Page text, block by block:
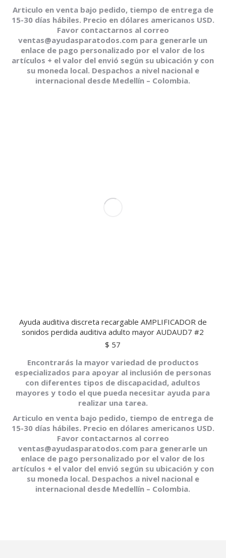
Articulo en venta bajo pedido, tiempo de entrega de
15-30 días hábiles. Precio en dólares americanos USD.
Favor contactarnos al correo
ventas@ayudasparatodos.com para generarle un
enlace de pago personalizado por el valor de los
artículos + el valor del envió según su ubicación y con
su moneda local. Despachos a nivel nacional e
internacional desde Medellín – Colombia.
Ayuda auditiva discreta recargable AMPLIFICADOR de
sonidos perdida auditiva adulto mayor AUDAUD7 #2
$ 57
Encontrarás la mayor variedad de productos
especializados para apoyar al inclusión de personas
con diferentes tipos de discapacidad, adultos
mayores y todo el que pueda necesitar ayuda para
realizar una tarea.
Articulo en venta bajo pedido, tiempo de entrega de
15-30 días hábiles. Precio en dólares americanos USD.
Favor contactarnos al correo
ventas@ayudasparatodos.com para generarle un
enlace de pago personalizado por el valor de los
artículos + el valor del envió según su ubicación y con
su moneda local. Despachos a nivel nacional e
internacional desde Medellín – Colombia.